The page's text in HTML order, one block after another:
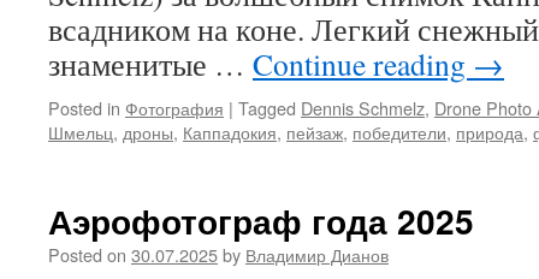
всадником на коне. Легкий
знаменитые … Continue reading →
Posted in Фотография | Tagged Dennis Schmelz, Drone Photo
Шмельц, дроны, Каппадокия, пейзаж, победители, природа,
Аэрофотограф года 2025
Posted on 30.07.2025by Владимир Дианов